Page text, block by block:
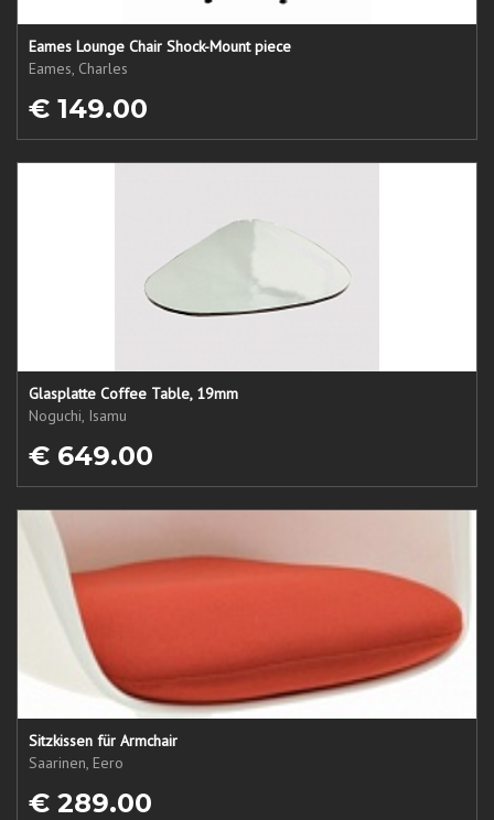
Eames Lounge Chair Shock-Mount piece
Eames, Charles
€ 149.00
Glasplatte Coffee Table, 19mm
Noguchi, Isamu
€ 649.00
Sitzkissen für Armchair
Saarinen, Eero
€ 289.00